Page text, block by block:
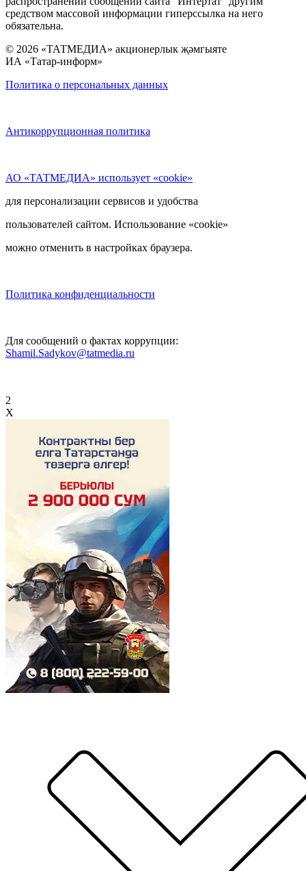
средством массовой информации гиперссылка на него
обязательна.
© 2026 «ТАТМЕДИА» акционерлык җәмгыяте
ИА «Татар-информ»
Политика о персональных данных
Антикоррупционная политика
АО «ТАТМЕДИА» использует «cookie»
для персонализации сервисов и удобства
пользователей сайтом. Использование «cookie»
можно отменить в настройках браузера.
Политика конфиденциальности
Для сообщений о фактах коррупции:
Shamil.Sadykov@tatmedia.ru
2
X